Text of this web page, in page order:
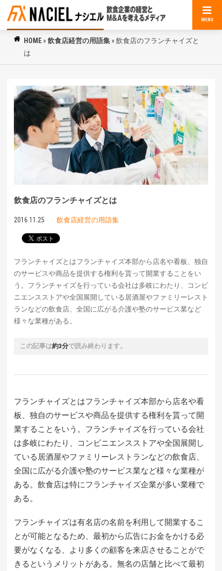
MENU
HOME »飲食店経営の用語集 »飲食店のフランチャイズと
は
飲食店のフランチャイズとは
2016.11.25 飲食店経営の用語集
フランチャイズとはフランチャイズ本部から店名や看板、独自
のサービスや商品を提供する権利を貰って開業することをい
う。フランチャイズを行っている会社は多岐にわたり、コンビ
ニエンスストアや全国展開している居酒屋やファミリーレスト
ランなどの飲食店、全国に広がる介護や塾のサービス業など
様々な業種がある。
この記事は約3分で読み終わります。
フランチャイズとはフランチャイズ本部から店名や看
板、独自のサービスや商品を提供する権利を貰って開
業することをいう。フランチャイズを行っている会社
は多岐にわたり、コンビニエンスストアや全国展開し
ている居酒屋やファミリーレストランなどの飲食店、
全国に広がる介護や塾のサービス業など様々な業種が
ある。飲食店は特にフランチャイズ企業が多い業種で
ある。
フランチャイズは有名店の名前を利用して開業するこ
とが可能となるため、最初から広告にお金をかける必
要がなくなる、より多くの顧客を来店させることがで
きるというメリットがある。無名の店舗と比べて最初